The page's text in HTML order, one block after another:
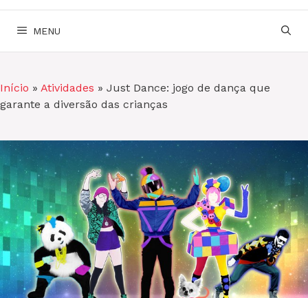
MENU
Início » Atividades » Just Dance: jogo de dança que
garante a diversão das crianças